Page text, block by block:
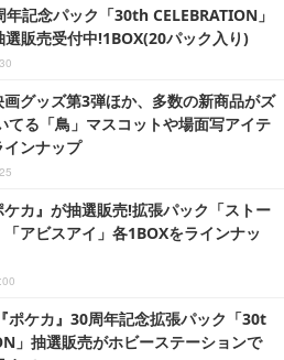
年記念パック「30th CELEBRATION」
販売受付中!1BOX(20パック入り)
画グッズ第3弾ほか、多数の新商品がズ
てる「鳥」マスコットや場面写アイテ
ンナップ
ケカ』が抽選販売!拡張パック「ストー
アビスアイ」各1BOXをラインナッ
ポケカ』30周年記念拡張パック「30t
」抽選販売がホビーステーションで